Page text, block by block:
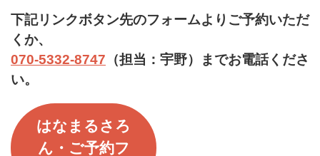
下記リンクボタン先のフォームよりご予約いただ
くか、
070-5332-8747 （担当：宇野）までお電話くださ
い。
はなまるさろ
ん・ご予約フ